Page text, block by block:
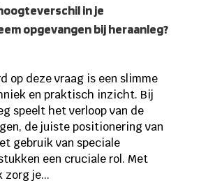
in je
opgevangen bij heraanleg?
op deze vraag is een slimme
en praktisch inzicht. Bij
speelt het verloop van de
de juiste positionering van
gebruik van speciale
een cruciale rol. Met
zorg je...